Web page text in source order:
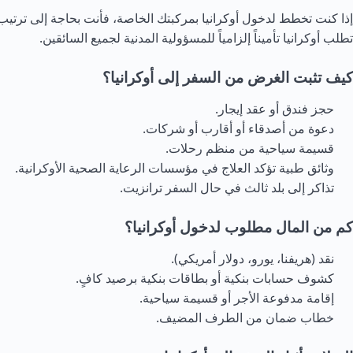
إذا كنت تخطط لدخول أوكرانيا بمركبتك الخاصة، فأنت بحاجة إلى
تطلب أوكرانيا تأميناً إلزامياً للمسؤولية المدنية لجميع السائقين.
كيف تثبت الغرض من السفر إلى أوكرانيا؟
حجز فندق أو عقد إيجار.
دعوة من أصدقاء أو أقارب أو شركات.
قسيمة سياحية من منظم رحلات.
وثائق طبية تؤكد العلاج في مؤسسات الرعاية الصحية الأوكرانية.
تذاكر إلى بلد ثالث في حال السفر ترانزيت.
كم من المال مطلوب لدخول أوكرانيا؟
نقد (هريفنا، يورو، دولار أمريكي).
كشوف حسابات بنكية أو بطاقات بنكية برصيد كافٍ.
إقامة مدفوعة الأجر أو قسيمة سياحية.
خطاب ضمان من الطرف المضيف.